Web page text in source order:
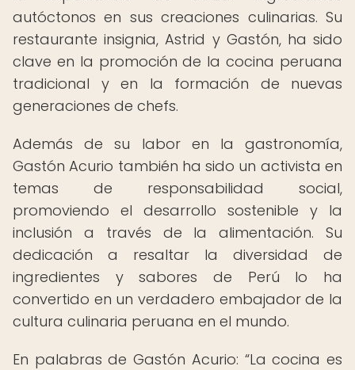
autóctonos en sus creaciones culinarias. Su
restaurante insignia, Astrid y Gastón, ha sido
clave en la promoción de la cocina peruana
tradicional y en la formación de nuevas
generaciones de chefs.
Además de su labor en la gastronomía,
Gastón Acurio también ha sido un activista en
temas de responsabilidad social,
promoviendo el desarrollo sostenible y la
inclusión a través de la alimentación. Su
dedicación a resaltar la diversidad de
ingredientes y sabores de Perú lo ha
convertido en un verdadero embajador de la
cultura culinaria peruana en el mundo.
En palabras de Gastón Acurio: La cocina es